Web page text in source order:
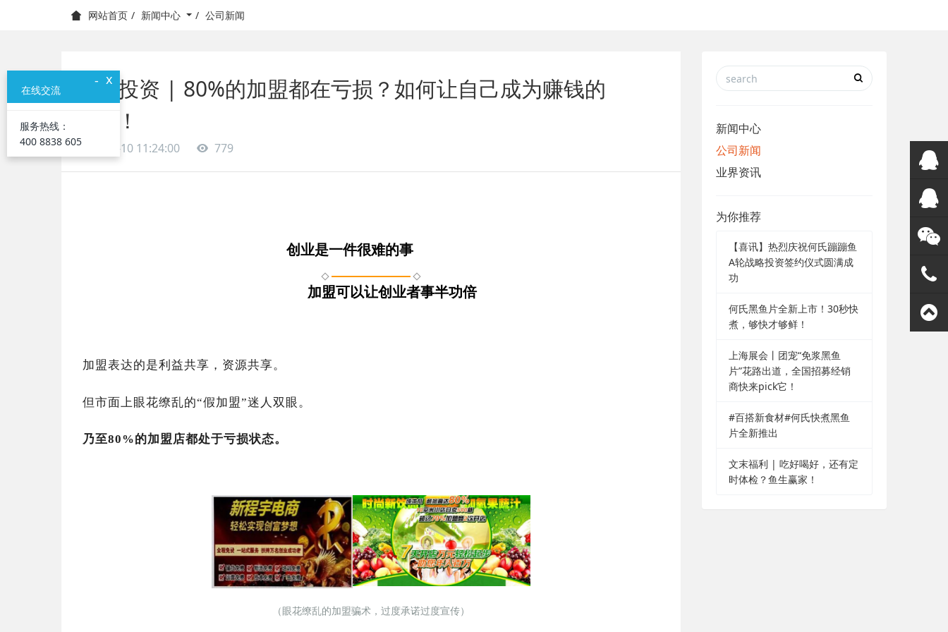
网站首页 新闻中心 公司新闻
加盟投资 | 80%的加盟都在亏损？如何让自己成为赚钱的
20%！
2020-07-10 11:24:00 779
创业是一件很难的事
加盟可以让创业者事半功倍
加盟表达的是利益共享，资源共享。
但市面上眼花缭乱的“假加盟”迷人双眼。
乃至80%的加盟店都处于亏损状态。
（眼花缭乱的加盟骗术，过度承诺过度宣传）
新闻中心
公司新闻
业界资讯
为你推荐
【喜讯】热烈庆祝何氏蹦蹦鱼
A轮战略投资签约仪式圆满成
功
何氏黑鱼片全新上市！30秒快
煮，够快才够鲜！
上海展会丨团宠“免浆黑鱼
片”花路出道，全国招募经销
商快来pick它！
#百搭新食材#何氏快煮黑鱼
片全新推出
文末福利 | 吃好喝好，还有定
时体检？鱼生赢家！
x
-
在线交流
服务热线：
400 8838 605
在线客
服
QQ客服
微信客